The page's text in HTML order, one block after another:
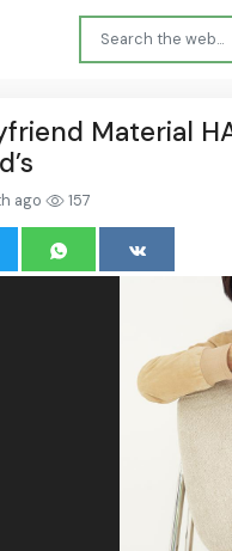
Material
ago 157